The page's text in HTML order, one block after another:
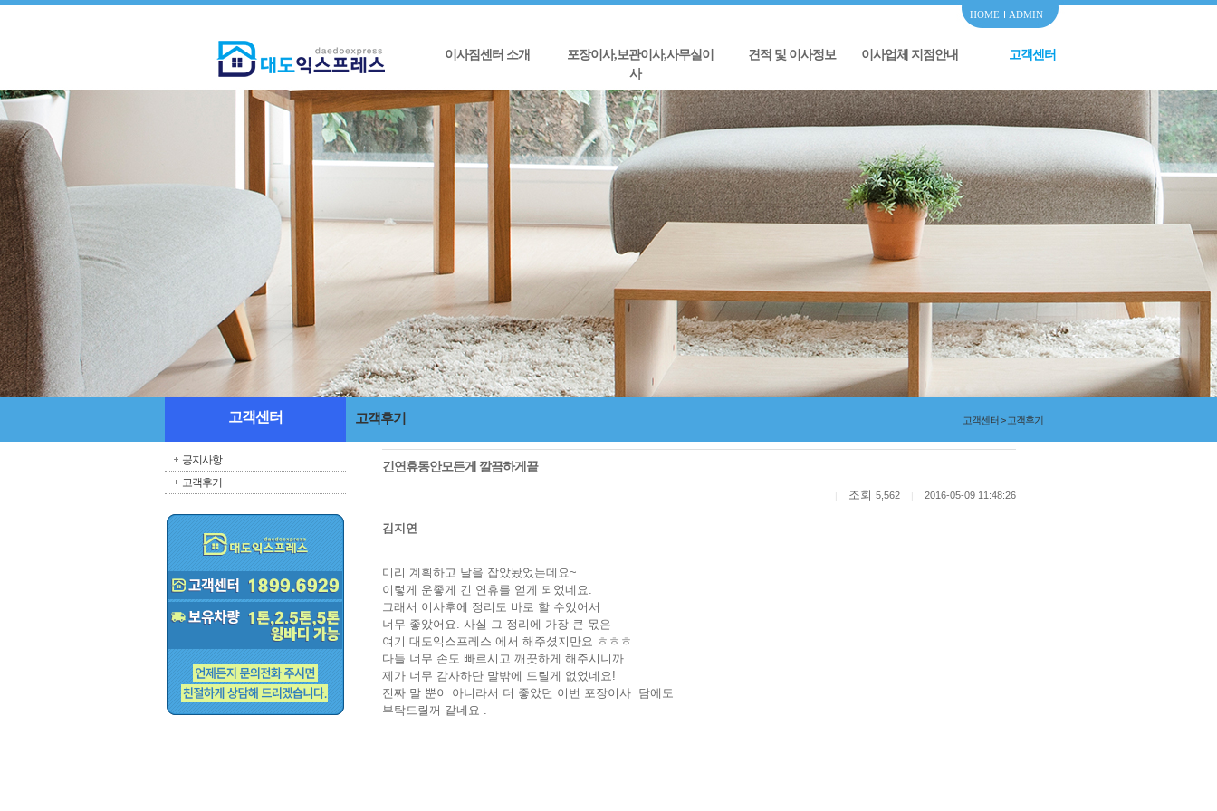
HOME ADMIN
이사짐센터 소개
포장이사,보관이사,사무실이
사
견적 및 이사정보 이사업체 지점안내 고객센터
고객센터
공지사항
고객후기
고객후기 고객센터 > 고객후기
긴연휴동안모든게 깔끔하게끝
조회 5,562 2016-05-09 11:48:26
김지연
미리 계획하고 날을 잡았놨었는데요~
이렇게 운좋게 긴 연휴를 얻게 되었네요.
그래서 이사후에 정리도 바로 할 수있어서
너무 좋았어요. 사실 그 정리에 가장 큰 몫은
여기 대도익스프레스 에서 해주셨지만요 ㅎㅎㅎ
다들 너무 손도 빠르시고 깨끗하게 해주시니까
제가 너무 감사하단 말밖에 드릴게 없었네요!
진짜 말 뿐이 아니라서 더 좋았던 이번 포장이사 담에도
부탁드릴꺼 같네요 .